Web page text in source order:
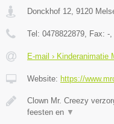
Donckhof 12, 9120
Tel: 0478822879, Fax: -,
E-mail › Kinderanimatie
Website: https://
Clown Mr. Creezy
feesten en ▼